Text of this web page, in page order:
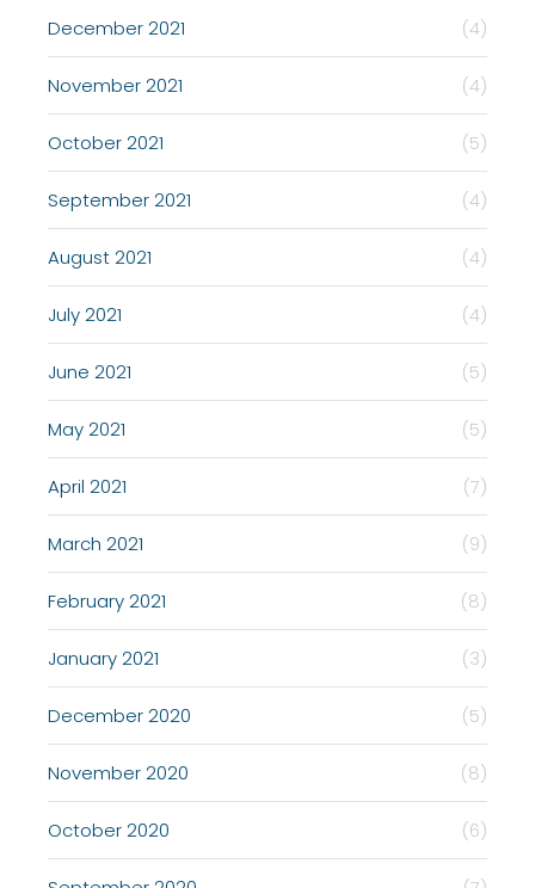
December 2021 (4)
November 2021 (4)
October 2021 (5)
September 2021 (4)
August 2021 (4)
July 2021 (4)
June 2021 (5)
May 2021 (5)
April 2021 (7)
March 2021 (9)
February 2021 (8)
January 2021 (3)
December 2020 (5)
November 2020 (8)
October 2020 (6)